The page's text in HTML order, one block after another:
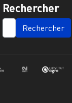
Rechercher
SEARCH